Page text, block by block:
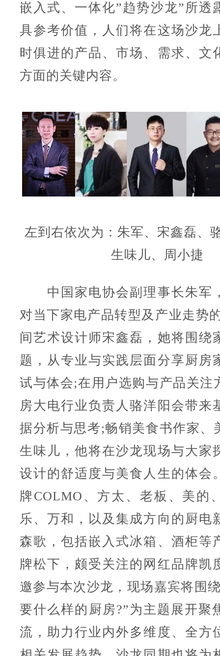
嵌入式、一体化”趋势沙龙”所透
具参考价值，人们将在这场沙龙
时俱进的产品、市场、需求、文
方面的关键内容。
左到右依次为：朱军、宋鑫磊、
生味儿、周小捷
中国家电协会副理事长朱军
对当下家电产品转型及产业走势
间艺术设计师宋鑫磊，她将围绕
题，从专业与实践层面分享厨房
试与体会;在用户选购与产品关注
房大电行业负责人骆洋阳会带来
据分析与思考;畅销美食书作家、
生味儿，他将在沙龙现场与大家
设计的舒适度与美食人生的体会
牌COLMO、方太、老板、美的
乐、万和，以及集成方向的厨电
森歌，包括嵌入式冰箱、酒柜等
牌松下，颇受关注的网红品牌凯
邀参与本次沙龙，现场嘉宾将围
要什么样的厨房?”为主题展开聚
流，助力行业内外多维度、全方